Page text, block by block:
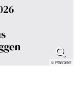
© Pfarrbrief